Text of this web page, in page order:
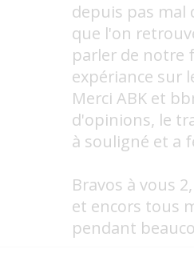
depuis pas mal
que l'on
parler de notre
expériance sur
Merci ABK et
d'opinions, le
à souligné et a
Bravos à vous
et encors tous
pendant